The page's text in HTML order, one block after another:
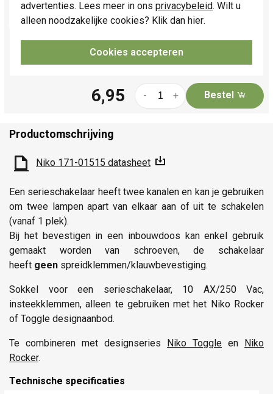
advertenties. Lees meer in ons privacybeleid. Wilt u
alleen noodzakelijke cookies? Klik dan hier.
Cookies accepteren
drukknoppen.Meer informatie »
productie op bestelling
Huidige voorraad:0 stuk(s)
6,95 +
- Bestel
Productomschrijving
Niko 171-01515 datasheet
Een serieschakelaar heeft twee kanalen en kan je gebruiken
om twee lampen apart van elkaar aan of uit te schakelen
(vanaf 1 plek).
Bij het bevestigen in een inbouwdoos kan enkel gebruik
gemaakt worden van schroeven, de schakelaar
heeft geen spreidklemmen/klauwbevestiging.
Sokkel voor een serieschakelaar, 10 AX/250 Vac,
insteekklemmen, alleen te gebruiken met het Niko Rocker
of Toggle designaanbod.
Te combineren met designseries Niko Toggle en Niko
Rocker.
Technische specificaties